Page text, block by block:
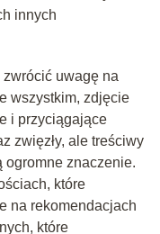
innych
zwrócić uwagę na
wszystkim, zdjęcie
i przyciągające
zwięzły, ale treściwy
ogromne znaczenie.
które
na rekomendacjach
które